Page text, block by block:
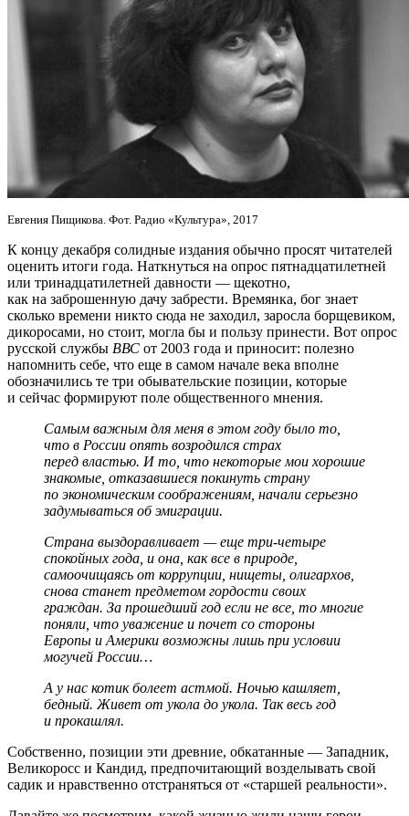
Евгения Пищикова. Фот. Радио «Культура», 2017
К концу декабря солидные издания обычно просят читателей
оценить итоги года. Наткнуться на опрос пятнадцатилетней
или тринадцатилетней давности — щекотно,
как на заброшенную дачу забрести. Времянка, бог знает
сколько времени никто сюда не заходил, заросла борщевиком,
дикоросами, но стоит, могла бы и пользу принести. Вот опрос
русской службы ВВС от 2003 года и приносит: полезно
напомнить себе, что еще в самом начале века вполне
обозначились те три обывательские позиции, которые
и сейчас формируют поле общественного мнения.
Самым важным для меня в этом году было то,
что в России опять возродился страх
перед властью. И то, что некоторые мои хорошие
знакомые, отказавшиеся покинуть страну
по экономическим соображениям, начали серьезно
задумываться об эмиграции.
Страна выздоравливает — еще три-четыре
спокойных года, и она, как все в природе,
самоочищаясь от коррупции, нищеты, олигархов,
снова станет предметом гордости своих
граждан. За прошедший год если не все, то многие
поняли, что уважение и почет со стороны
Европы и Америки возможны лишь при условии
могучей России…
А у нас котик болеет астмой. Ночью кашляет,
бедный. Живет от укола до укола. Так весь год
и прокашлял.
Собственно, позиции эти древние, обкатанные — Западник,
Великоросс и Кандид, предпочитающий возделывать свой
садик и нравственно отстраняться от «старшей реальности».